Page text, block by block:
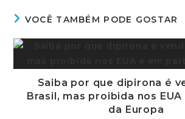
VOCÊ TAMBÉM PODE GOSTAR
Saiba por que dipirona é
Brasil, mas proibida nos
da Europa